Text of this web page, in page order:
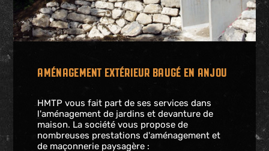
AMÉNAGEMENT EXTÉRIEUR BAUGÉ EN ANJOU
HMTP vous fait part de ses services dans
l'aménagement de jardins et devanture de
maison. La société vous propose de
nombreuses prestations d'aménagement et
de maçonnerie paysagère :